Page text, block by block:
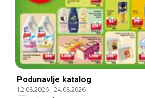
Podunavlje katalog
12.08.2026-24.08.2026